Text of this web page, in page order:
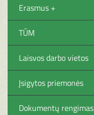
Erasmus +
TŪM
Laisvos darbo vietos
Įsigytos priemonės
Dokumentų rengimas